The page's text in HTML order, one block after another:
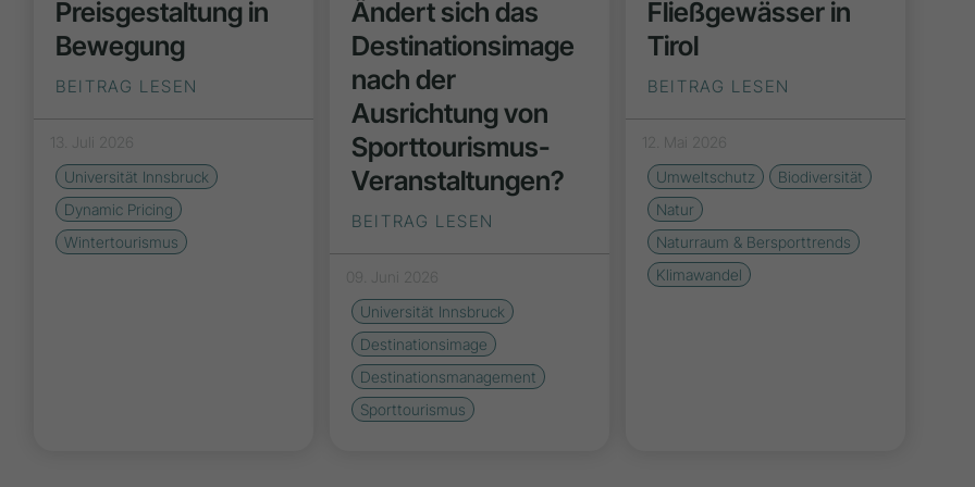
Preisgestaltung in
Bewegung
BEITRAG LESEN
13. Juli 2026
Universität Innsbruck
Dynamic Pricing
Wintertourismus
Ändert sich das
Destinationsimage
nach der
Ausrichtung von
Sporttourismus-
Veranstaltungen?
BEITRAG LESEN
09. Juni 2026
Universität Innsbruck
Destinationsimage
Destinationsmanagement
Sporttourismus
Fließgewässer in
Tirol
BEITRAG LESEN
12. Mai 2026
Umweltschutz
Biodiversität
Natur
Naturraum & Bersporttrends
Klimawandel